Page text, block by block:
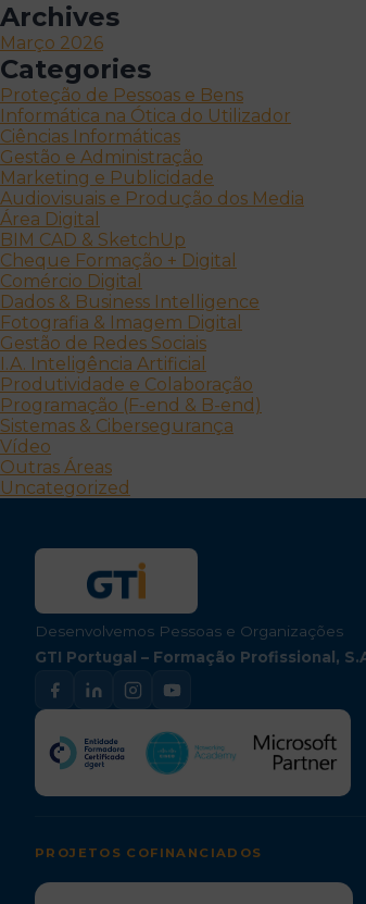
Archives
Março 2026
Categories
Proteção de Pessoas e Bens
Informática na Ótica do Utilizador
Ciências Informáticas
Gestão e Administração
Marketing e Publicidade
Audiovisuais e Produção dos Media
Área Digital
BIM CAD & SketchUp
Cheque Formação + Digital
Comércio Digital
Dados & Business Intelligence
Fotografia & Imagem Digital
Gestão de Redes Sociais
I.A. Inteligência Artificial
Produtividade e Colaboração
Programação (F-end & B-end)
Sistemas & Cibersegurança
Vídeo
Outras Áreas
Uncategorized
Desenvolvemos Pessoas e Organizações
GTI Portugal – Formação Profissional,
PROJETOS COFINANCIADOS